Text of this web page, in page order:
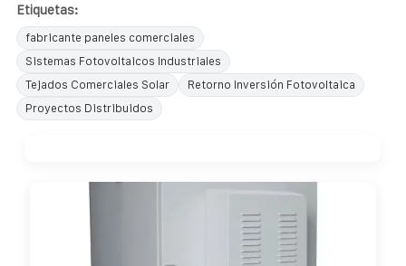
Etiquetas:
fabricante paneles comerciales
Sistemas Fotovoltaicos Industriales
Tejados Comerciales Solar
Retorno Inversión Fotovoltaica
Proyectos Distribuidos